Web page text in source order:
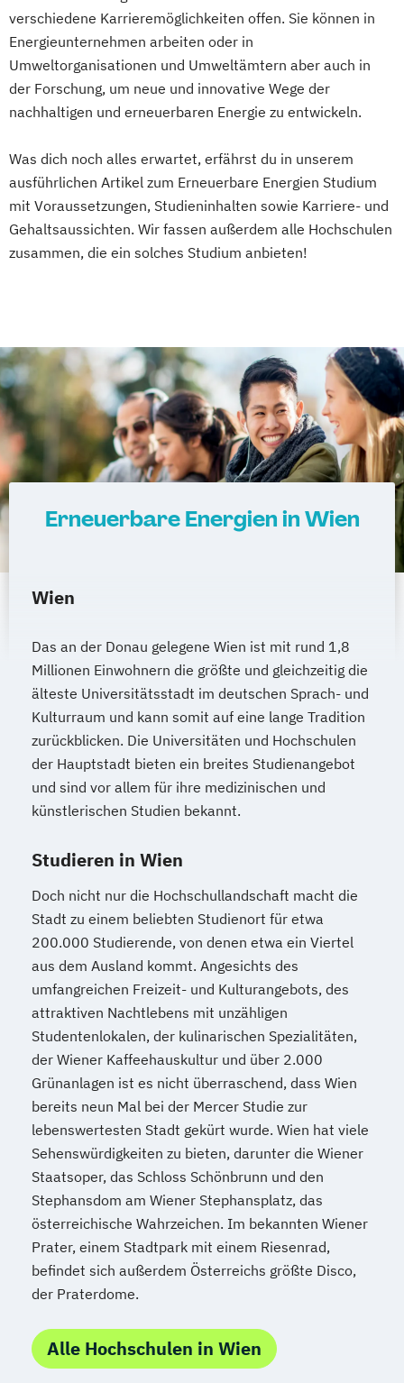
Medicine
User Experience Management
Wasserstofftechnik
Web-Development
Wirtschaftsinformatik
Ökotoxikologie & Umweltmanagement
verschiedene Karrieremöglichkeiten offen. Sie können in
Energieunternehmen arbeiten oder in
Umweltorganisationen und Umweltämtern aber auch in
der Forschung, um neue und innovative Wege der
nachhaltigen und erneuerbaren Energie zu entwickeln.
Was dich noch alles erwartet, erfährst du in unserem
ausführlichen Artikel zum Erneuerbare Energien Studium
mit Voraussetzungen, Studieninhalten sowie Karriere- und
Gehaltsaussichten. Wir fassen außerdem alle Hochschulen
zusammen, die ein solches Studium anbieten!
Erneuerbare Energien in Wien
Wien
Das an der Donau gelegene Wien ist mit rund 1,8
Millionen Einwohnern die größte und gleichzeitig die
älteste Universitätsstadt im deutschen Sprach- und
Kulturraum und kann somit auf eine lange Tradition
zurückblicken. Die Universitäten und Hochschulen
der Hauptstadt bieten ein breites Studienangebot
und sind vor allem für ihre medizinischen und
künstlerischen Studien bekannt.
Studieren in Wien
Doch nicht nur die Hochschullandschaft macht die
Stadt zu einem beliebten Studienort für etwa
200.000 Studierende, von denen etwa ein Viertel
aus dem Ausland kommt. Angesichts des
umfangreichen Freizeit- und Kulturangebots, des
attraktiven Nachtlebens mit unzähligen
Studentenlokalen, der kulinarischen Spezialitäten,
der Wiener Kaffeehauskultur und über 2.000
Grünanlagen ist es nicht überraschend, dass Wien
bereits neun Mal bei der Mercer Studie zur
lebenswertesten Stadt gekürt wurde. Wien hat viele
Sehenswürdigkeiten zu bieten, darunter die Wiener
Staatsoper, das Schloss Schönbrunn und den
Stephansdom am Wiener Stephansplatz, das
österreichische Wahrzeichen. Im bekannten Wiener
Prater, einem Stadtpark mit einem Riesenrad,
befindet sich außerdem Österreichs größte Disco,
der Praterdome.
Alle Hochschulen in Wien